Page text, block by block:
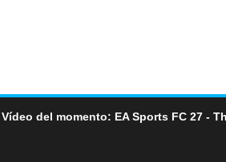
Vídeo del momento: EA Sports FC 27 -